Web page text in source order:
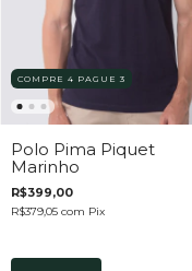
COMPRE 4 PAGUE 3
Polo Pima Piquet
Marinho
R$399,00
R$379,05 com Pix